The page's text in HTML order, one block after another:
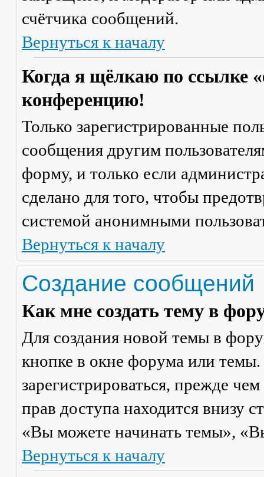
счётчика сообщений.
Вернуться к началу
Когда я щёлкаю по ссылке
конференцию!
Только зарегистрированные
сообщения другим
форму, и только если
сделано для того, чтобы
системой анонимными
Вернуться к началу
Создание сообщений
Как мне создать тему в
Для создания новой темы в
кнопке в окне форума или
зарегистрироваться, прежде
прав доступа находится внизу
«Вы можете начинать темы»,
Вернуться к началу